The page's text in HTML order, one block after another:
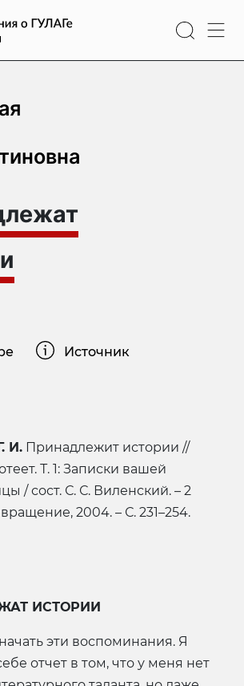
Источник
И. Принадлежит истории //
Т. 1: Записки вашей
/ сост. С. С. Виленский. – 2
2004. – С. 231–254.
ИСТОРИИ
эти воспоминания. Я
отчет в том, что у меня нет